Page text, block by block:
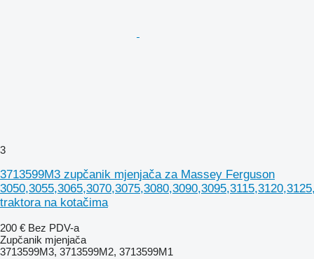
3
3713599M3 zupčanik mjenjača za Massey Ferguson
traktora na kotačima
200 € Bez PDV-a
Zupčanik mjenjača
3713599M3, 3713599M2, 3713599M1